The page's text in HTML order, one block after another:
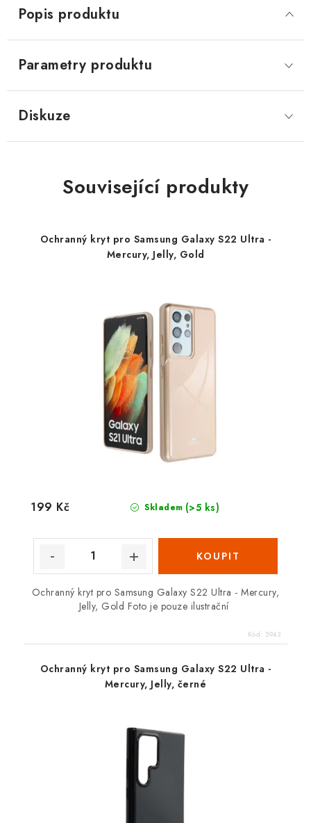
Popis produktu
Parametry produktu
Diskuze
Související produkty
Ochranný kryt pro Samsung Galaxy S22 Ultra -
Mercury, Jelly, Gold
Skladem (>5 ks)
199 Kč
Ochranný kryt pro Samsung Galaxy S22 Ultra - Mercury,
Jelly, Gold Foto je pouze ilustrační
Kód: 5943
Ochranný kryt pro Samsung Galaxy S22 Ultra -
Mercury, Jelly, černé